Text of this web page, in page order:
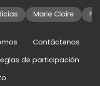
Marie Claire
Contáctenos
de participación